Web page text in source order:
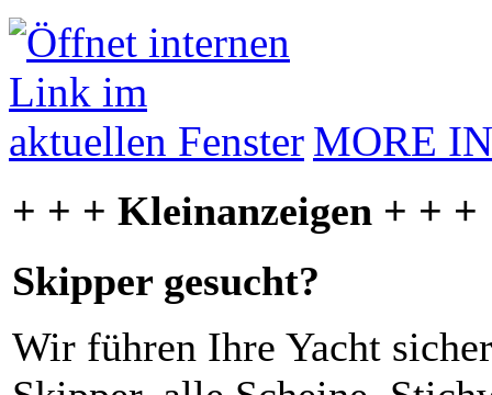
MORE
+ + + Kleinanzeigen + + +
Skipper gesucht?
Wir führen Ihre Yacht